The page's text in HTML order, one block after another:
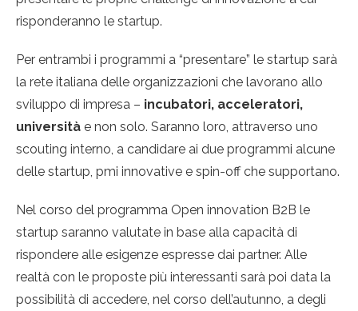
risponderanno le startup.
Per entrambi i programmi a “presentare” le startup sarà
la rete italiana delle organizzazioni che lavorano allo
sviluppo di impresa – incubatori, acceleratori,
università e non solo. Saranno loro, attraverso uno
scouting interno, a candidare ai due programmi alcune
delle startup, pmi innovative e spin-off che supportano.
Nel corso del programma Open innovation B2B le
startup saranno valutate in base alla capacità di
rispondere alle esigenze espresse dai partner. Alle
realtà con le proposte più interessanti sarà poi data la
possibilità di accedere, nel corso dell’autunno, a degli